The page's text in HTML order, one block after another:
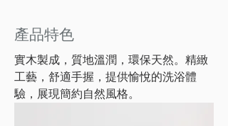
產品特色
實木製成，質地溫潤，環保天然。精緻
工藝，舒適手握，提供愉悅的洗浴體
驗，展現簡約自然風格。